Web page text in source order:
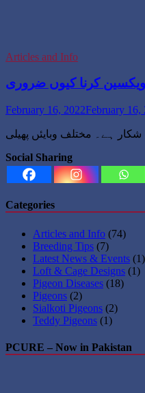
Articles and Info
کرنا کیوں ضروری
February 16, 2022February 16,
Social Sharing
Categories
Articles and Info (74)
Breeding Tips (7)
Latest News & Events (1)
Loft & Cage Designs (1)
Pigeon Diseases (18)
Pigeons (2)
Sialkoti Pigeons (2)
Teddy Pigeons (1)
PCURE – Now in Pakistan